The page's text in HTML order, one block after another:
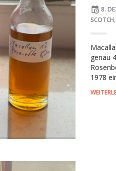
on
8.
SCOTCH,
genau
1978